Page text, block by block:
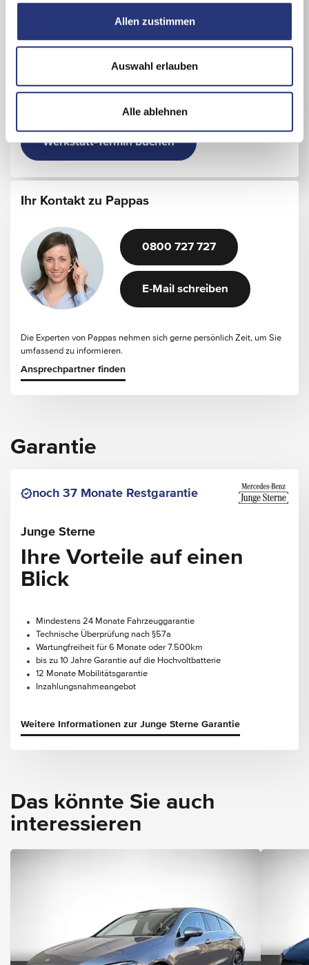
Allen zustimmen
Auswahl erlauben
Alle ablehnen
Pappas Tirol GmbH
6060 Hall in Tirol
Werkstatt-Termin buchen
Ihr Kontakt zu Pappas
0800 727 727
E-Mail schreiben
Die Experten von Pappas nehmen sich gerne persönlich Zeit, um Sie
umfassend zu informieren.
Ansprechpartner finden
Garantie
noch 37 Monate Restgarantie
Junge Sterne
Ihre Vorteile auf einen
Blick
Mindestens 24 Monate Fahrzeuggarantie
Technische Überprüfung nach §57a
Wartungfreiheit für 6 Monate oder 7.500km
bis zu 10 Jahre Garantie auf die Hochvoltbatterie
12 Monate Mobilitätsgarantie
Inzahlungsnahmeangebot
Weitere Informationen zur Junge Sterne Garantie
Das könnte Sie auch
interessieren